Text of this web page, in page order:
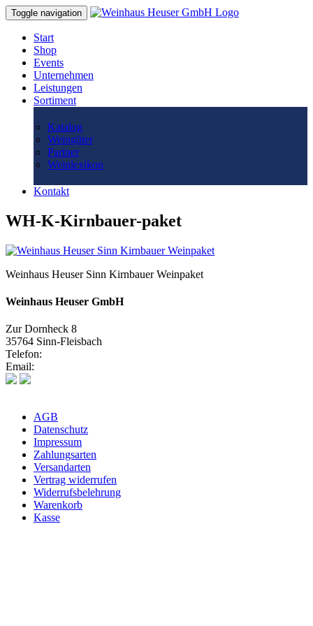
Toggle navigation
Start
Shop
Events
Unternehmen
Leistungen
Sortiment
Katalog
Weingüter
Partner
Weinlexikon
Kontakt
WH-K-Kirnbauer-paket
Weinhaus Heuser Sinn Kirnbauer Weinpaket
Weinhaus Heuser GmbH
Zur Dornheck 8
35764 Sinn-Fleisbach
Telefon:
Email:
AGB
Datenschutz
Impressum
Zahlungsarten
Versandarten
Vertrag widerrufen
Widerrufsbelehrung
Warenkorb
Kasse